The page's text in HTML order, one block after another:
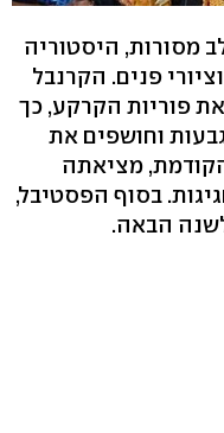
מסורות, היסטוריה
פנים. הקרנבל
פוריות הקרקע, כך
וחושפים את
מציאתה
בסוף הפסטיבל,
הבאה.